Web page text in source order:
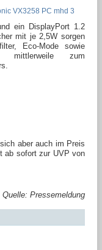
ein DisplayPort 1.2
mit je 2,5W sorgen
Eco-Mode sowie
mittlerweile zum
aber auch im Preis
ab sofort zur UVP von
Quelle: Pressemeldung